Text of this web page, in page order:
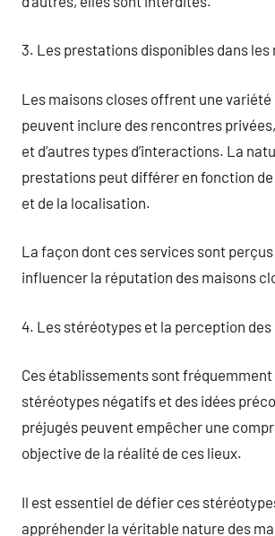
3. Les prestations disponibles dans les
Les maisons closes offrent une variété
peuvent inclure des rencontres
et d’autres types d’interactions. La
prestations peut différer en fonction de
et de la localisation.
La façon dont ces services sont
influencer la réputation des maisons
4. Les stéréotypes et la perception
Ces établissements sont fréquemment
stéréotypes négatifs et des idées
préjugés peuvent empêcher une
objective de la réalité de ces lieux.
Il est essentiel de défier ces
appréhender la véritable nature des